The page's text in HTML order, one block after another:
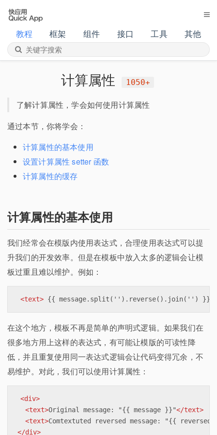
教程 框架 组件 接口 工具 其他
计算属性 1050+
了解计算属性，学会如何使用计算属性
通过本节，你将学会：
计算属性的基本使用
设置计算属性 setter 函数
计算属性的缓存
计算属性的基本使用
我们经常会在模版内使用表达式，合理使用表达式可以提
升我们的开发效率。但是在模板中放入太多的逻辑会让模
板过重且难以维护。例如：
<text> {{ message.split('').reverse().join('') }}
在这个地方，模板不再是简单的声明式逻辑。如果我们在
很多地方用上这样的表达式，有可能让模版的可读性降
低，并且重复使用同一表达式逻辑会让代码变得冗余，不
易维护。对此，我们可以使用计算属性：
<div>
<text>Original message: "{{ message }}"</text>
<text>Comtextuted reversed message: "{{
</div>